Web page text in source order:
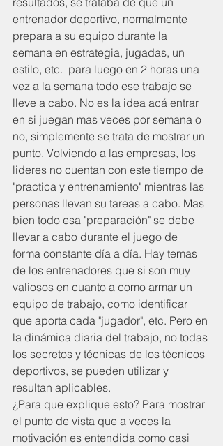
entrenador deportivo, normalmente
prepara a su equipo durante la
semana en estrategia, jugadas, un
estilo, etc.  para luego en 2 horas una
vez a la semana todo ese trabajo se
lleve a cabo. No es la idea acá entrar
en si juegan mas veces por semana o
no, simplemente se trata de mostrar un
punto. Volviendo a las empresas, los
lideres no cuentan con este tiempo de
"practica y entrenamiento" mientras las
personas llevan su tareas a cabo. Mas
bien todo esa "preparación" se debe
llevar a cabo durante el juego de
forma constante día a día. Hay temas
de los entrenadores que si son muy
valiosos en cuanto a como armar un
equipo de trabajo, como identificar
que aporta cada "jugador", etc. Pero en
la dinámica diaria del trabajo, no todas
los secretos y técnicas de los técnicos
deportivos, se pueden utilizar y
resultan aplicables.
¿Para que explique esto? Para mostrar
el punto de vista que a veces la
motivación es entendida como casi